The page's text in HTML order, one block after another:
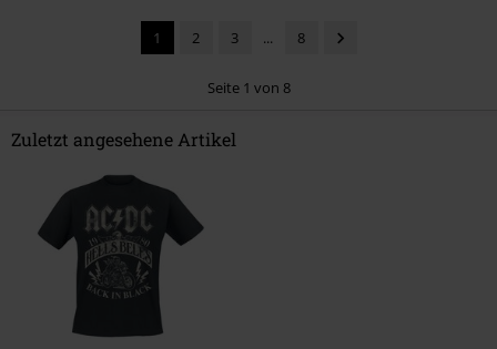
Kommentar jetzt abschicken!
1 2 3 ... 8
Seite 1 von 8
Zuletzt angesehene Artikel